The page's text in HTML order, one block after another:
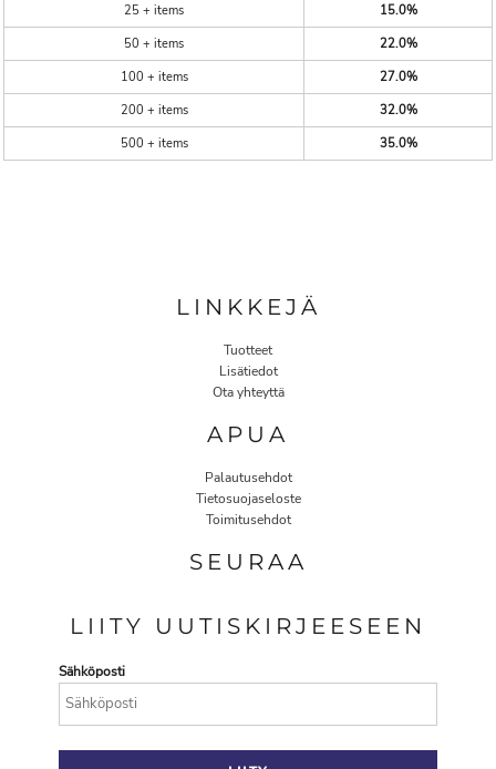
25 + items
15.0%
50 + items
22.0%
100 + items
27.0%
200 + items
32.0%
500 + items
35.0%
LINKKEJÄ
Tuotteet
Lisätiedot
Ota yhteyttä
APUA
Palautusehdot
Tietosuojaseloste
Toimitusehdot
SEURAA
LIITY UUTISKIRJEESEEN
Sähköposti